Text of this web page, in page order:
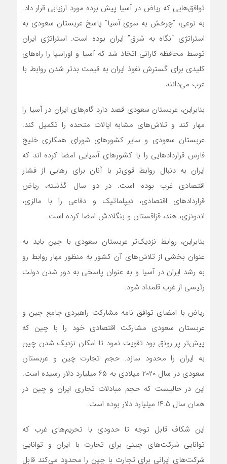
توافق‌هایی که ریاض در آسیا پیش برده مورد ارزیابی قرار داد.
به نوعی، “چرخش به سوی آسیا” پاسخ عربستان سعودی به
استراتژی “نگاه به شرق” ایران بوده است. استراتژی ایران
توسط محافظه کارانی اتخاذ شد که آسیا و اوراسیا را راه‌های
کلیدی برای گسترش نفوذ ایران به قیمت بدتر شدن روابط با
غرب می‌دانند.
بنابراین، عربستان سعودی قصد دارد گام‌های ایران در آسیا را
مهار کند و تلاش‌های مشابه ایالات متحده را تکمیل کند.
عربستان سعودی و سایر کشور‌های شورای همکاری خلیج
فارس قرارداد‌هایی را با کشور‌های آسیایی امضا کرده اند که
ایران به دنبال روابط قوی‌تر با آنان برای رهایی از فشار
اقتصادی غرب بوده است. در دو سال گذشته، ریاض
قرارداد‌های اقتصادی، دیپلماتیک و دفاعی را با مالزی،
اندونزی، هند، قزاقستان و بنگلادش امضا کرده است.
بنابراین، روابط نزدیک‌تر عربستان سعودی با چین باید به
عنوان بخشی از تلاش‌های آن کشور به منظور مهار روابط رو
به رشد ایران در آسیا و به عنوان پاسخی به دور شدن دولت
رئیسی از غرب قلمداد شود.
ریاض با امضای توافق نامه مشارکت راهبردی جامع چین و
عربستان سعودی مشارکت اقتصادی خود را با چین که
پیش‌تر پر رونق بود تقویت نمود تا امکان نزدیک شدن چین
به ایران را محدود سازد. حجم تجارت چین و عربستان
سعودی در سال ۲۰۲۰ میلادی به ۶۵ میلیارد دلار رسیده است.
این در حالیست که حجم مبادلات تجاری ایران و چین در
همان سال ۱۴.۵ میلیارد دلار بوده است.
این شکاف قابل توجه تا حدودی با تحریم‌های غرب که
توانایی شرکت‌های چینی برای تجارت با ایران و توانایی
شرکت‌های ایرانی برای تجارت با چین را محدود می‌کند قابل